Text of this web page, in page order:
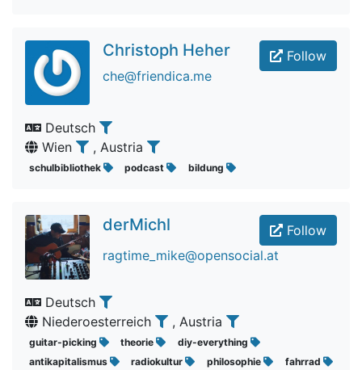
Follow
Christoph Heher
che@friendica.me
Deutsch
Wien
, Austria
schulbibliothek podcast bildung
Follow
derMichl
ragtime_mike@opensocial.at
Deutsch
Niederoesterreich
, Austria
guitar-picking theorie
diy-everything
antikapitalismus
radiokultur philosophie
fahrrad